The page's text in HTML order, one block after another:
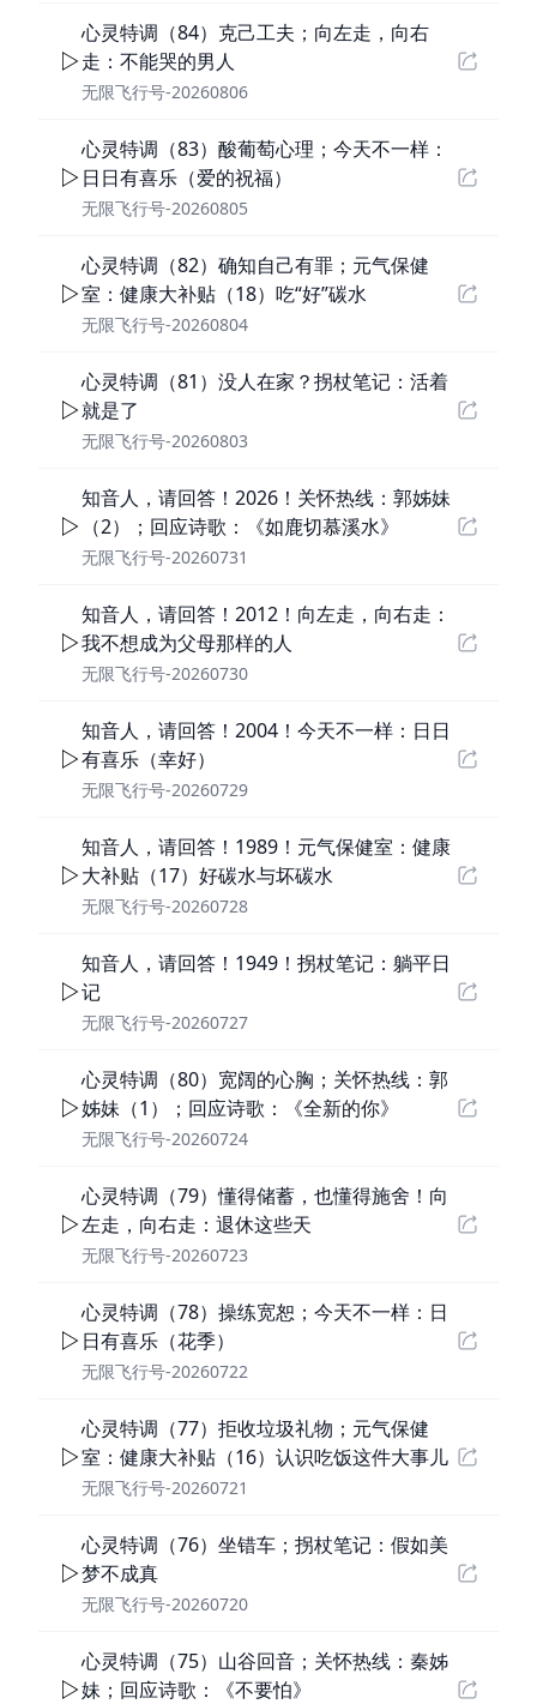
心灵特调（84）克己工夫；向左走，向右
走：不能哭的男人
无限飞行号-20260806
心灵特调（83）酸葡萄心理；今天不一样：
日日有喜乐（爱的祝福）
无限飞行号-20260805
心灵特调（82）确知自己有罪；元气保健
室：健康大补贴（18）吃“好”碳水
无限飞行号-20260804
心灵特调（81）没人在家？拐杖笔记：活着
就是了
无限飞行号-20260803
知音人，请回答！2026！关怀热线：郭姊妹
（2）；回应诗歌：《如鹿切慕溪水》
无限飞行号-20260731
知音人，请回答！2012！向左走，向右走：
我不想成为父母那样的人
无限飞行号-20260730
知音人，请回答！2004！今天不一样：日日
有喜乐（幸好）
无限飞行号-20260729
知音人，请回答！1989！元气保健室：健康
大补贴（17）好碳水与坏碳水
无限飞行号-20260728
知音人，请回答！1949！拐杖笔记：躺平日
记
无限飞行号-20260727
心灵特调（80）宽阔的心胸；关怀热线：郭
姊妹（1）；回应诗歌：《全新的你》
无限飞行号-20260724
心灵特调（79）懂得储蓄，也懂得施舍！向
左走，向右走：退休这些天
无限飞行号-20260723
心灵特调（78）操练宽恕；今天不一样：日
日有喜乐（花季）
无限飞行号-20260722
心灵特调（77）拒收垃圾礼物；元气保健
室：健康大补贴（16）认识吃饭这件大事儿
无限飞行号-20260721
心灵特调（76）坐错车；拐杖笔记：假如美
梦不成真
无限飞行号-20260720
心灵特调（75）山谷回音；关怀热线：秦姊
妹；回应诗歌：《不要怕》